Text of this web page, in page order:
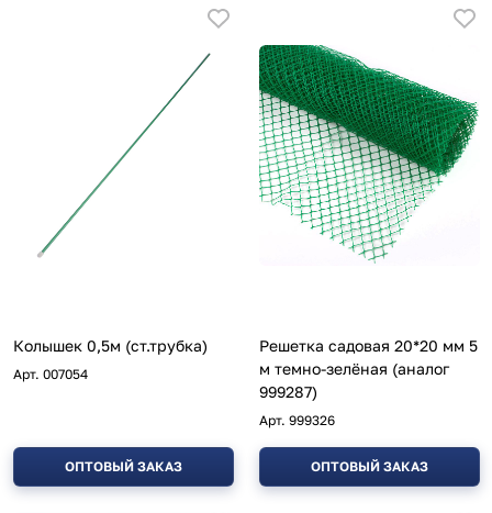
Колышек 0,5м (ст.трубка)
Арт. 007054
ОПТОВЫЙ ЗАКАЗ
Решетка садовая 20*20 мм 5
м темно-зелёная (аналог
999287)
Арт. 999326
ОПТОВЫЙ ЗАКАЗ